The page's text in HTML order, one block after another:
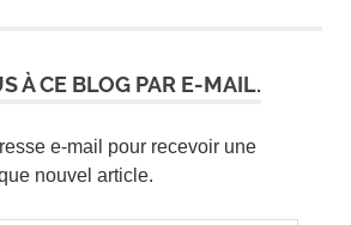
À CE BLOG PAR E-MAIL.
e-mail pour recevoir une
nouvel article.